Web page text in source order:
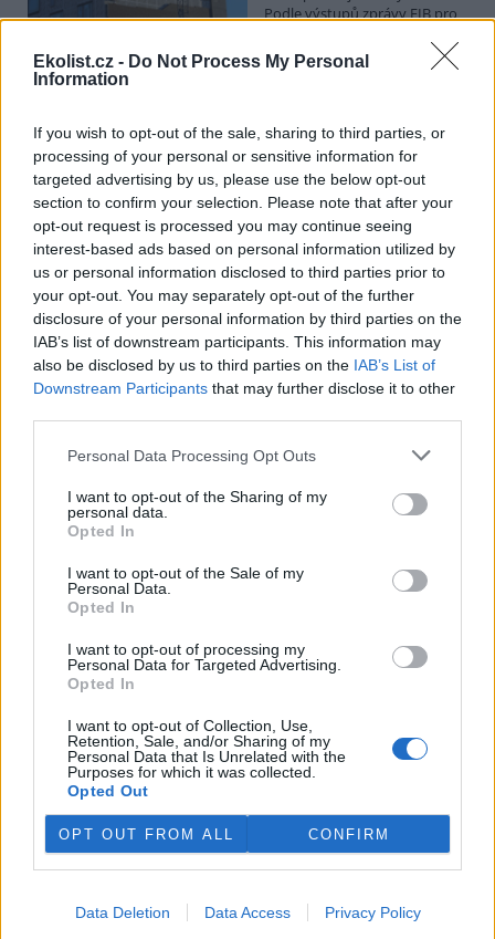
Ekolist.cz - Do Not Process My Personal
Information
If you wish to opt-out of the sale, sharing to third parties, or
processing of your personal or sensitive information for
targeted advertising by us, please use the below opt-out
section to confirm your selection. Please note that after your
opt-out request is processed you may continue seeing
interest-based ads based on personal information utilized by
us or personal information disclosed to third parties prior to
your opt-out. You may separately opt-out of the further
disclosure of your personal information by third parties on the
IAB’s list of downstream participants. This information may
also be disclosed by us to third parties on the IAB’s List of
Downstream Participants that may further disclose it to other
Personal Data Processing Opt Outs
I want to opt-out of the Sharing of my
personal data.
Opted In
I want to opt-out of the Sale of my
Personal Data.
Opted In
I want to opt-out of processing my
Personal Data for Targeted Advertising.
Opted In
I want to opt-out of Collection, Use,
Retention, Sale, and/or Sharing of my
Personal Data that Is Unrelated with the
Purposes for which it was collected.
Opted Out
OPT OUT FROM ALL CONFIRM
Data Deletion Data Access Privacy Policy
Podle výstupů zprávy EIB pro
se to týká přibližně 1,1 milionu lidí, tedy zhruba 40 % osob žijících v
nájmu. K řešení krize dostupnosti bydlení je kromě nové výstavby
centrech obcí, a zároveň snižovat jeho dlouhodobé provozní
náklady. Desetina českých domácností totiž vydává na bydlení více
než 40 % svých příjmů.
Greenpeace: Podpora moratoria na hlubokomořskou
těžbu vzrostla na 46 států. ČR mezi nimi zatím chybí
4.8.2026
Diskuse: 3
Přes víkend skončilo 31. Valné
shromáždění Mezinárodního
úřadu pro mořské dno (ISA),
kde měla své zastoupení i
Česká republika. Zasedání
skončilo zklamáním, protože se vládám členských států nepodařilo
nebudou tolerovány.
Luboš Pavlovič: Veřejnost může do poloviny srpna
připomínkovat plavební kanál u Přelouče
3.8.2026
Diskuse: 16
července 2026 zahájení
zjišťovacího řízení pro záměr
do Pardubic. Veřejnost může své vyjádření k vlivům této stavby na
životní prostředí poslat ministerstvu do 13. srpna 2026.
Kilian Kaminski: Evropa slibuje právo na opravu.
Budou ale opravy skutečně levnější?
1.8.2026
novou evropskou směrnici o